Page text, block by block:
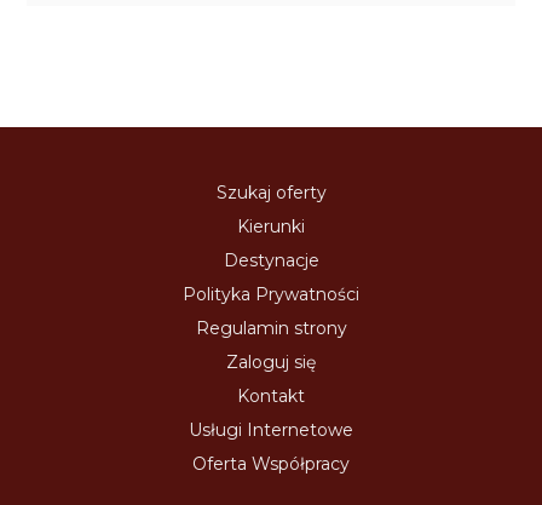
Szukaj oferty
Kierunki
Destynacje
Polityka Prywatności
Regulamin strony
Zaloguj się
Kontakt
Usługi Internetowe
Oferta Współpracy